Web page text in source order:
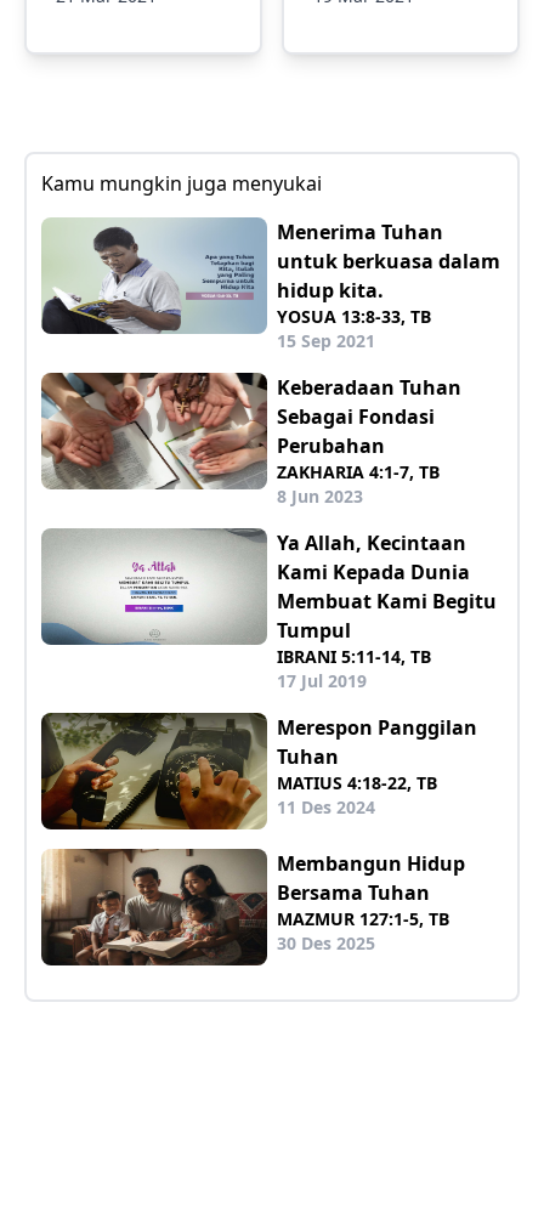
Kamu mungkin juga menyukai
Menerima Tuhan
untuk berkuasa dalam
hidup kita.
YOSUA 13:8-33, TB
15 Sep 2021
Keberadaan Tuhan
Sebagai Fondasi
Perubahan
ZAKHARIA 4:1-7, TB
8 Jun 2023
Ya Allah, Kecintaan
Kami Kepada Dunia
Membuat Kami Begitu
Tumpul
IBRANI 5:11-14, TB
17 Jul 2019
Merespon Panggilan
Tuhan
MATIUS 4:18-22, TB
11 Des 2024
Membangun Hidup
Bersama Tuhan
MAZMUR 127:1-5, TB
30 Des 2025